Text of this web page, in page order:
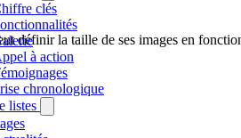
clés
à action
chronologique
listes
définir la taille de ses images en